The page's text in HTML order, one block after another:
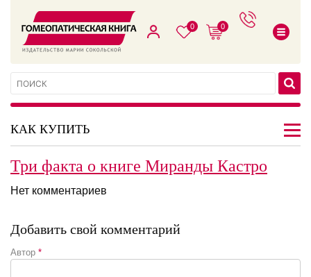
0 0
КАК КУПИТЬ
Три факта о книге Миранды Кастро
Нет комментариев
Добавить свой комментарий
Автор *